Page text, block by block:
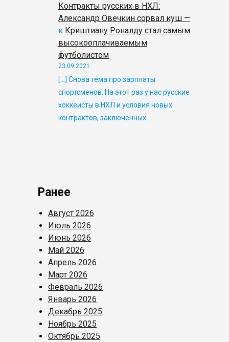
Контракты русских в НХЛ:
Александр Овечкин сорвал куш —
к Криштиану Роналду стал самым
высокооплачиваемым
футболистом
23.09.2021
[…] Снова тема про зарплаты
спортсменов. На этот раз у нас русские
хоккеисты в НХЛ и условия новых
контрактов, заключенных…
Ранее
Август 2026
Июль 2026
Июнь 2026
Май 2026
Апрель 2026
Март 2026
Февраль 2026
Январь 2026
Декабрь 2025
Ноябрь 2025
Октябрь 2025